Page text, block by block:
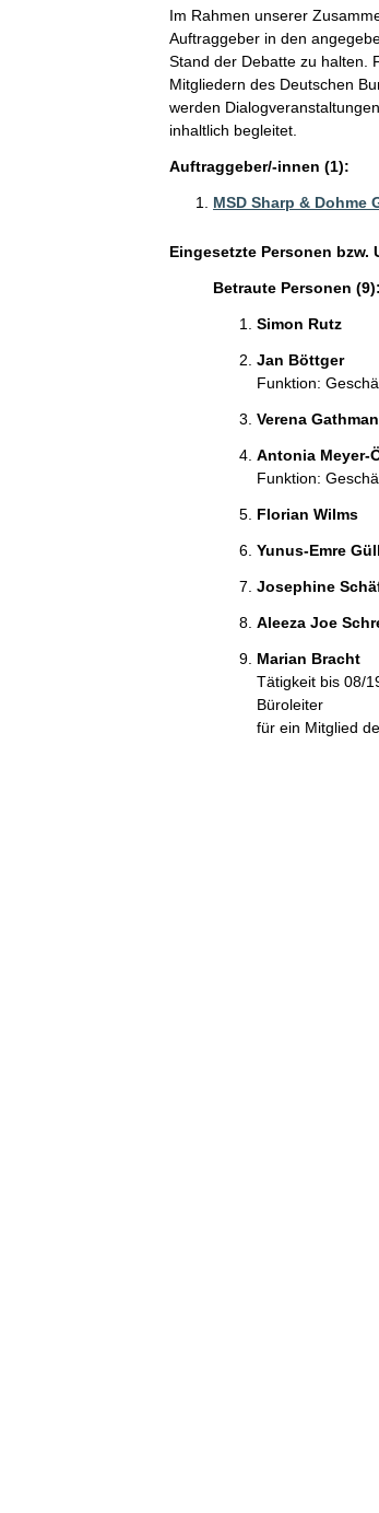
Im Rahmen unserer
Auftraggeber in den
Stand der Debatte zu halten.
Mitgliedern des Deutschen
werden
inhaltlich begleitet.
Auftraggeber/-innen (1):
MSD Sharp & Dohme
Eingesetzte Personen bzw.
Betraute Personen (9):
Simon Rutz
Jan Böttger
Funktion:
Verena
Antonia Meyer-
Funktion:
Florian Wilms
Yunus-Emre
Josephine
Aleeza Joe
Marian Bracht
Tätigkeit bis 08/
Büroleiter
für ein Mitglied